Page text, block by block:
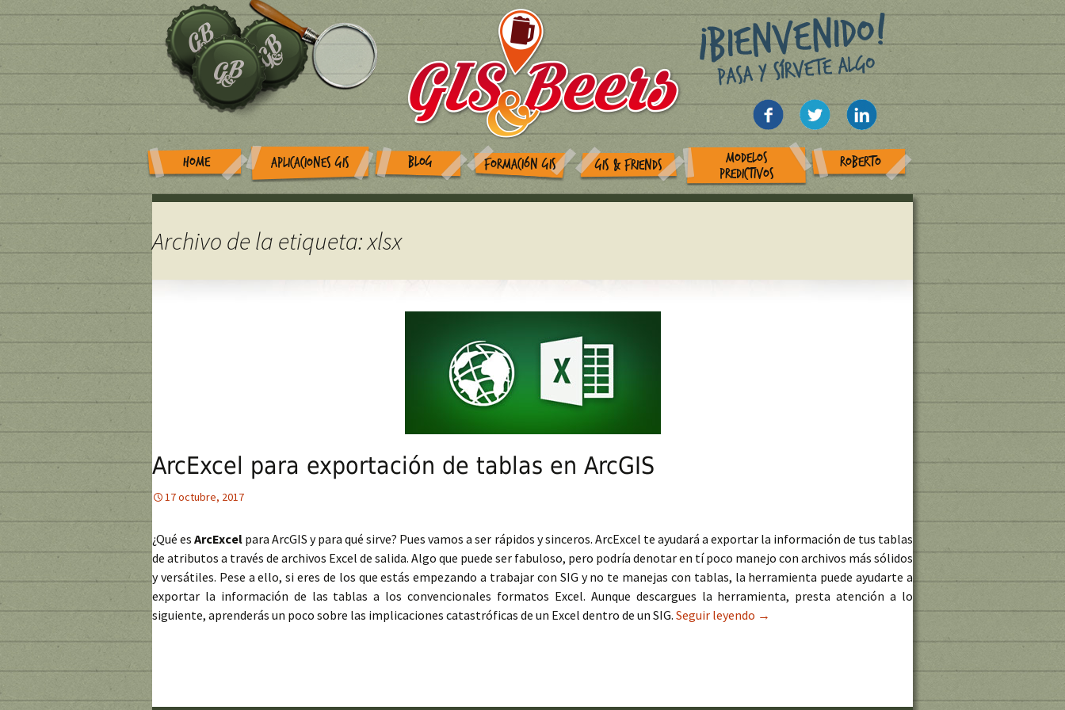
HOME APLICACIONES GIS BLOG FORMACIÓN GIS GIS & FRIENDS
MODELOS
PREDICTIVOS
ROBERTO
Archivo de la etiqueta: xlsx
ArcExcel para exportación de tablas en ArcGIS
17 octubre, 2017
¿Qué esArcExcel para ArcGIS y para qué sirve? Pues vamos a ser rápidos y sinceros. ArcExcel te ayudará a exportar la información de tus tablas
de atributos a través de archivos Excel de salida. Algo que puede ser fabuloso, pero podría denotar en tí poco manejo con archivos más sólidos
y versátiles. Pese a ello, si eres de los que estás empezando a trabajar con SIG y no te manejas con tablas, la herramienta puede ayudarte a
exportar la información de las tablas a los convencionales formatos Excel. Aunque descargues la herramienta, presta atención a lo
siguiente, aprenderás un poco sobre las implicaciones catastróficas de un Excel dentro de un SIG. Seguir leyendo ArcExcel para exportación de tablas en ArcGIS
→